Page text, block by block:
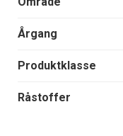
Årgang
Produktklasse
Råstoffer